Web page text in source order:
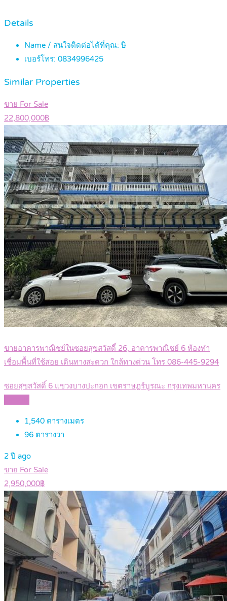
Details
Name / สนใจติดต่อได้ที่คุณ: ษิ
เบอร์โทร: 0834996425
Similar Properties
ขาย For Sale
22,800,000฿
ขายอาคารพาณิชย์ในซอยสุขสวัสดิ์ 26, อาคารพาณิชย์ 6 ห้องทำ
เชื่อมพื้นที่ใช้สอย เดินทางสะดวก ใกล้ทางด่วน โทร 086-445-9294
ซอยสุขสวัสดิ์ 6 แขวงบางปะกอก เขตราษฎร์บูรณะ กรุงเทพมหานคร
1,540 ตารางเมตร
96 ตารางวา
2 ปี ago
ขาย For Sale
2,950,000฿